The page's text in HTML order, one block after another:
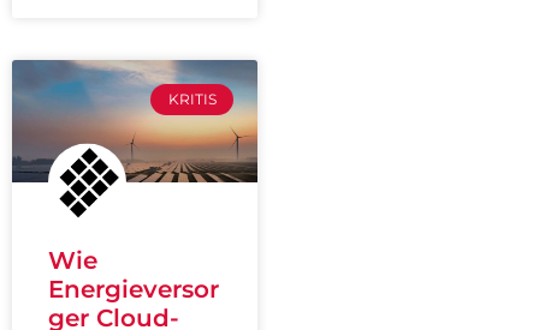
KRITIS
Wie
Energieversor
ger Cloud-